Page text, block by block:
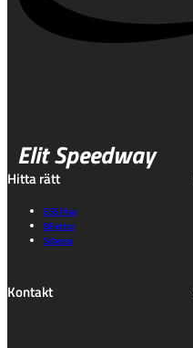
Elit Speedway
Hitta rätt
ESS Play
Biljetter
Schema
Kontakt